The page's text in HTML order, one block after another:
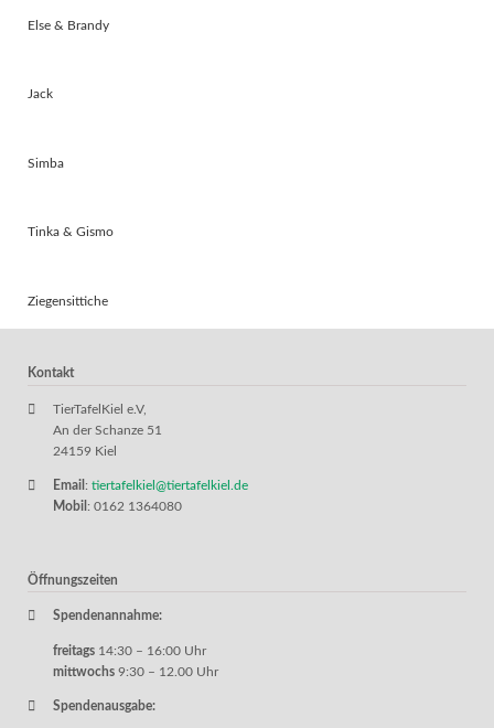
Else & Brandy
Jack
Simba
Tinka & Gismo
Ziegensittiche
Kontakt
TierTafelKiel e.V,
An der Schanze 51
24159 Kiel
Email : tiertafelkiel@tiertafelkiel.de
Mobil : 0162 1364080
Öffnungszeiten
Spendenannahme:
freitags 14:30 – 16:00 Uhr
mittwochs 9:30 – 12.00 Uhr
Spendenausgabe: